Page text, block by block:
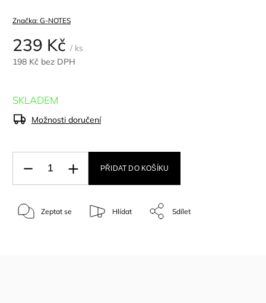
Značka: G-NOTES
239 Kč / ks
198 Kč bez DPH
SKLADEM
Možnosti doručení
PŘIDAT DO KOŠÍKU
Zeptat se Hlídat Sdílet